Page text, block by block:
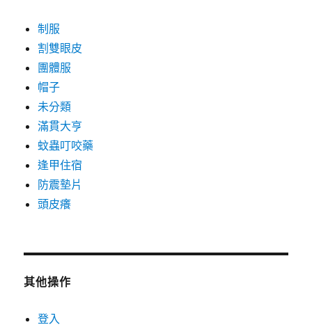
制服
割雙眼皮
團體服
帽子
未分類
滿貫大亨
蚊蟲叮咬藥
逢甲住宿
防震墊片
頭皮癢
其他操作
登入